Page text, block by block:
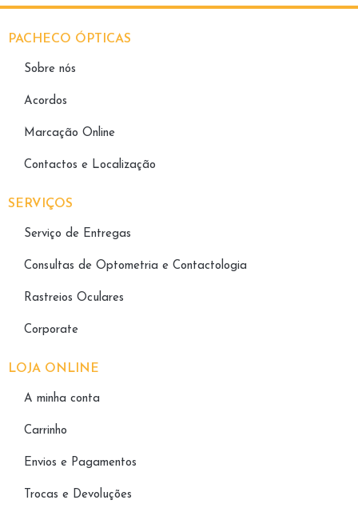
PACHECO ÓPTICAS
Sobre nós
Acordos
Marcação Online
Contactos e Localização
SERVIÇOS
Serviço de Entregas
Consultas de Optometria e Contactologia​
Rastreios Oculares
Corporate
LOJA ONLINE
A minha conta
Carrinho
Envios e Pagamentos
Trocas e Devoluções